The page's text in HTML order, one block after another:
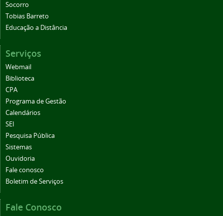
Socorro
Tobias Barreto
Educação a Distância
Serviços
Webmail
Biblioteca
CPA
Programa de Gestão
Calendários
SEI
Pesquisa Pública
Sistemas
Ouvidoria
Fale conosco
Boletim de Serviços
Fale Conosco